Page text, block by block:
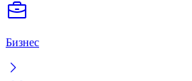
Бизнес